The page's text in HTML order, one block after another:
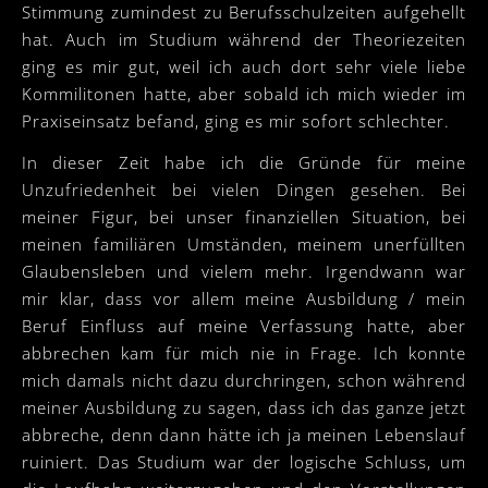
Stimmung zumindest zu Berufsschulzeiten aufgehellt
hat. Auch im Studium während der Theoriezeiten
ging es mir gut, weil ich auch dort sehr viele liebe
Kommilitonen hatte, aber sobald ich mich wieder im
Praxiseinsatz befand, ging es mir sofort schlechter.
In dieser Zeit habe ich die Gründe für meine
Unzufriedenheit bei vielen Dingen gesehen. Bei
meiner Figur, bei unser finanziellen Situation, bei
meinen familiären Umständen, meinem unerfüllten
Glaubensleben und vielem mehr. Irgendwann war
mir klar, dass vor allem meine Ausbildung / mein
Beruf Einfluss auf meine Verfassung hatte, aber
abbrechen kam für mich nie in Frage. Ich konnte
mich damals nicht dazu durchringen, schon während
meiner Ausbildung zu sagen, dass ich das ganze jetzt
abbreche, denn dann hätte ich ja meinen Lebenslauf
ruiniert. Das Studium war der logische Schluss, um